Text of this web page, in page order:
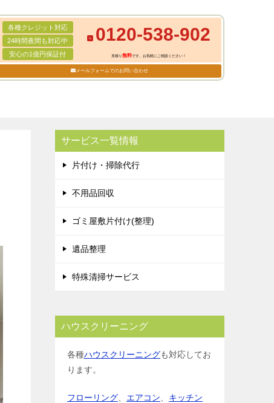
各種クレジット対応
24時間夜間も対応中
安心の1億円保証付
0120-538-902
見積り無料です。お気軽にご相談ください！
メールフォームでのお問い合わせ
サービス一覧情報
片付け・掃除代行
不用品回収
ゴミ屋敷片付け(整理)
遺品整理
特殊清掃サービス
ハウスクリーニング
各種ハウスクリーニングも対応してお
ります。
フローリング エアコン
キッチン